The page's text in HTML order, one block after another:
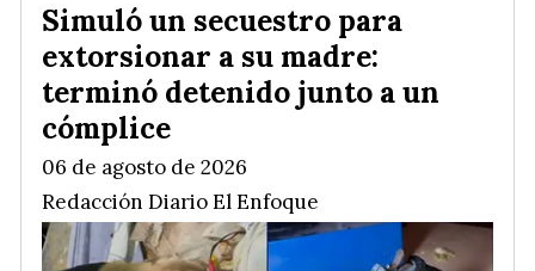
Simuló un secuestro para
extorsionar a su madre:
terminó detenido junto a un
cómplice
Redacción Diario El Enfoque
06 de agosto de 2026